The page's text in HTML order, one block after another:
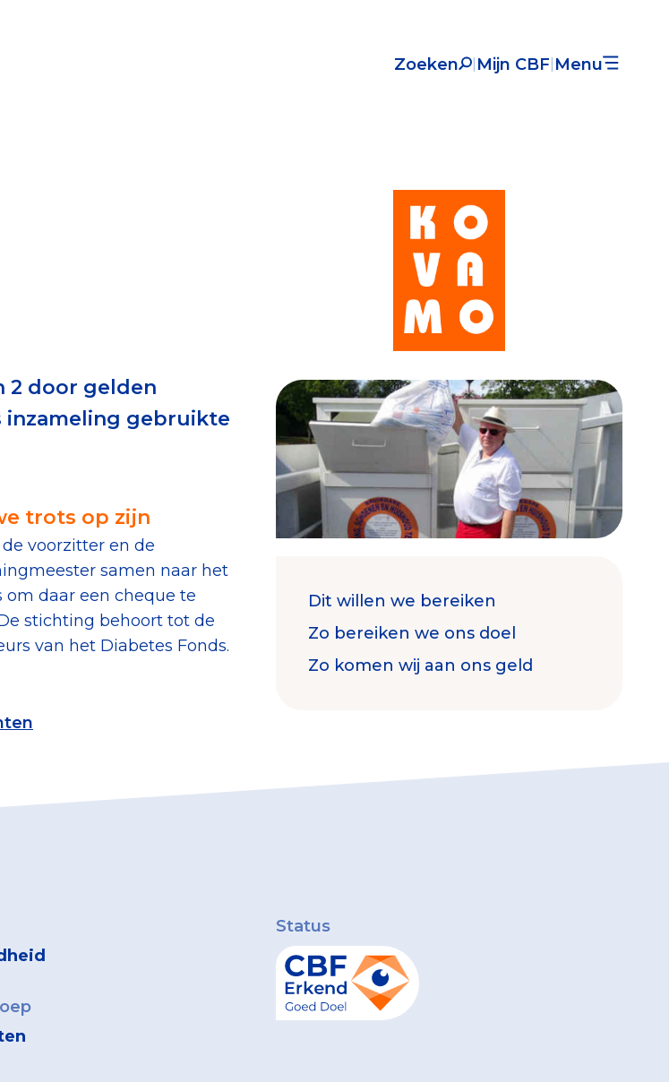
Zoeken Mijn CBF Menu
doel
Register Erkende Donatieplatformen
2 door gelden
inzameling gebruikte
trots op zijn
voorzitter en de
samen naar het
om daar een cheque te
stichting behoort tot de
van het Diabetes Fonds.
Dit willen we bereiken
Zo bereiken we ons doel
Zo komen wij aan ons geld
Status